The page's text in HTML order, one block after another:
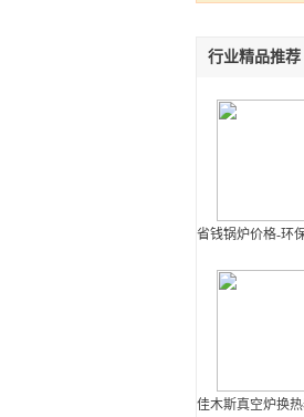
行业精品推荐
省钱锅炉价格-环
佳木斯真空炉换